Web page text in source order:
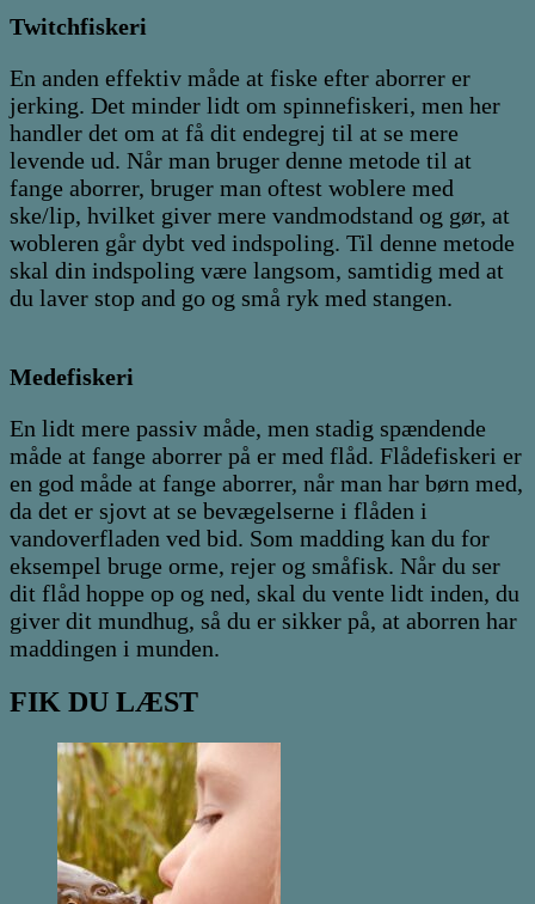
Twitchfiskeri
En anden effektiv måde at fiske efter aborrer er
jerking. Det minder lidt om spinnefiskeri, men her
handler det om at få dit endegrej til at se mere
levende ud. Når man bruger denne metode til at
fange aborrer, bruger man oftest woblere med
ske/lip, hvilket giver mere vandmodstand og gør, at
wobleren går dybt ved indspoling. Til denne metode
skal din indspoling være langsom, samtidig med at
du laver stop and go og små ryk med stangen.
Medefiskeri
En lidt mere passiv måde, men stadig spændende
måde at fange aborrer på er med flåd. Flådefiskeri er
en god måde at fange aborrer, når man har børn med,
da det er sjovt at se bevægelserne i flåden i
vandoverfladen ved bid. Som madding kan du for
eksempel bruge orme, rejer og småfisk. Når du ser
dit flåd hoppe op og ned, skal du vente lidt inden, du
giver dit mundhug, så du er sikker på, at aborren har
maddingen i munden.
FIK DU LÆST